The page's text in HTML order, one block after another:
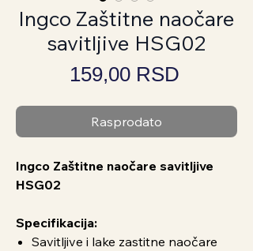
Ingco Zaštitne naočare
savitljive HSG02
159,00 RSD
Rasprodato
Ingco Zaštitne naočare savitljive
HSG02
Specifikacija:
Savitljive i lake zastitne naočare